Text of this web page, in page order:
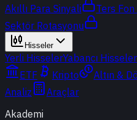
Akıllı Para Sinyali
Ters
Sektör Rotasyonu
Hisseler
Yerli HisselerYabancı Hisseler
ETF
Kripto Altın &
Analiz
Araçlar
Akademi